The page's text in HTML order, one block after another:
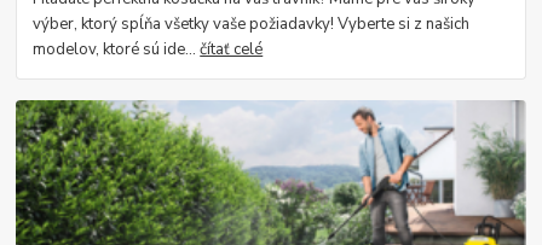
výber, ktorý spĺňa všetky vaše požiadavky! Vyberte si z našich
modelov, ktoré sú ide...čítať celé